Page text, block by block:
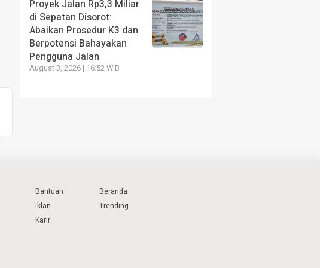
Proyek Jalan Rp3,3 Miliar
di Sepatan Disorot:
Abaikan Prosedur K3 dan
Berpotensi Bahayakan
Pengguna Jalan
August 3, 2026 | 16:52 WIB
Bantuan
Iklan
Karir
Beranda
Trending